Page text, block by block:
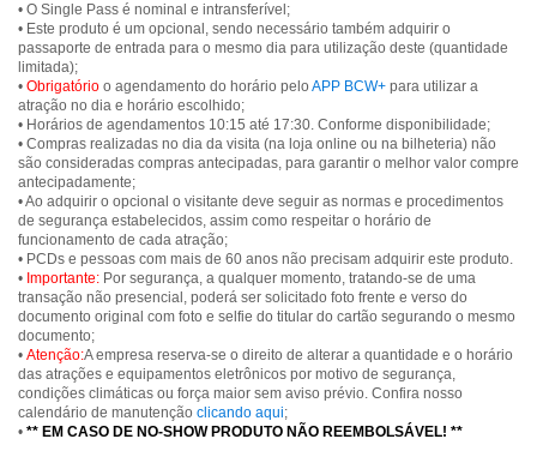
• O Single Pass é nominal e intransferível;
• Este produto é um opcional, sendo necessário também adquirir o
passaporte de entrada para o mesmo dia para utilização deste (quantidade
limitada);
• Obrigatório o agendamento do horário pelo APP BCW+ para utilizar a
atração no dia e horário escolhido;
• Horários de agendamentos 10:15 até 17:30. Conforme disponibilidade;
• Compras realizadas no dia da visita (na loja online ou na bilheteria) não
são consideradas compras antecipadas, para garantir o melhor valor compre
antecipadamente;
• Ao adquirir o opcional o visitante deve seguir as normas e procedimentos
de segurança estabelecidos, assim como respeitar o horário de
funcionamento de cada atração;
• PCDs e pessoas com mais de 60 anos não precisam adquirir este produto.
• Importante: Por segurança, a qualquer momento, tratando-se de uma
transação não presencial, poderá ser solicitado foto frente e verso do
documento original com foto e selfie do titular do cartão segurando o mesmo
documento;
• Atenção:A empresa reserva-se o direito de alterar a quantidade e o horário
das atrações e equipamentos eletrônicos por motivo de segurança,
condições climáticas ou força maior sem aviso prévio. Confira nosso
calendário de manutenção clicando aqui;
• ** EM CASO DE NO-SHOW PRODUTO NÃO REEMBOLSÁVEL! **